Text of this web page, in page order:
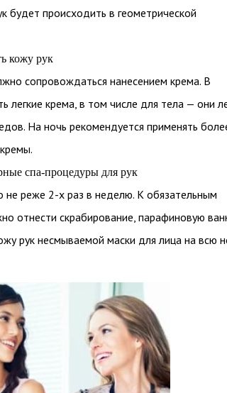
будет происходить в геометрической
кожу рук
сопровождаться нанесением крема. В
легкие крема, в том числе для тела — они
На ночь рекомендуется применять
спа-процедуры для рук
реже 2-х раз в неделю. К обязательным
отнести скрабирование, парафиновую
рук несмываемой маски для лица на всю